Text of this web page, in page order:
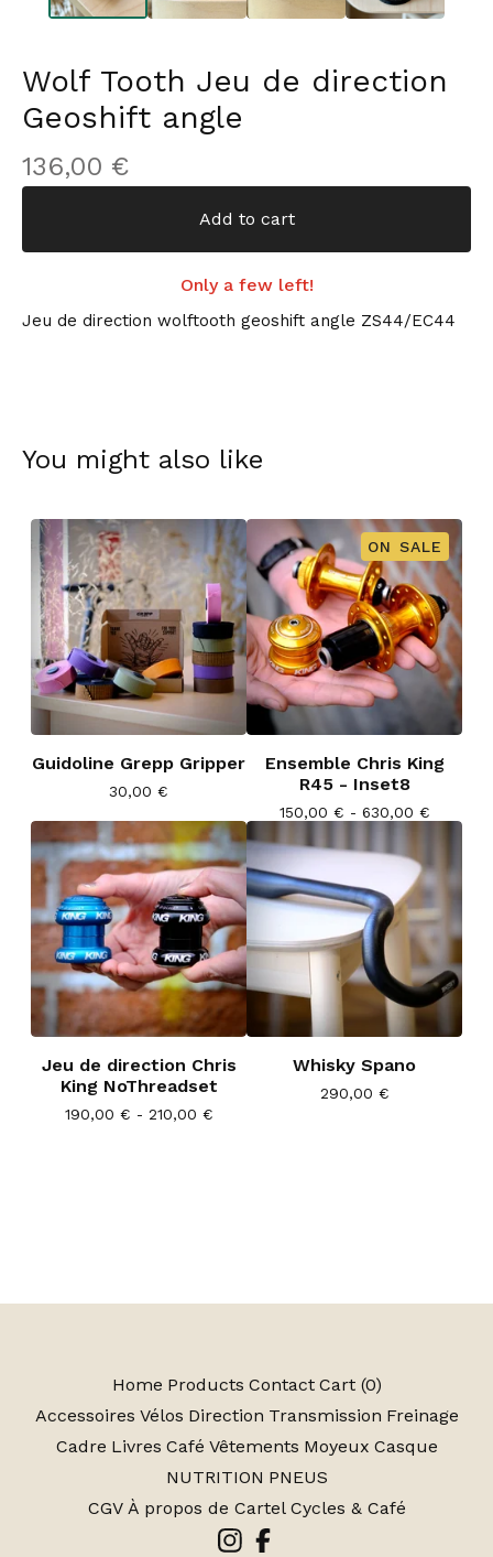
Wolf Tooth Jeu de direction
Geoshift angle
136,00 €
Add to cart
Only a few left!
Jeu de direction wolftooth geoshift angle ZS44/EC44
You might also like
Guidoline Grepp Gripper
30,00 €
ON SALE
Ensemble Chris King
R45 - Inset8
150,00 € - 630,00 €
Jeu de direction Chris
King NoThreadset
190,00 € - 210,00 €
Whisky Spano
290,00 €
Home Products Contact Cart (0)
Accessoires Vélos Direction Transmission Freinage
Cadre Livres Café Vêtements Moyeux Casque
NUTRITION PNEUS
CGV À propos de Cartel Cycles & Café